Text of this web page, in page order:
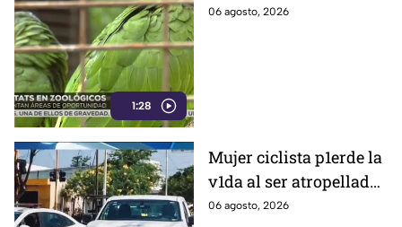
1:28
Hábitats de los
06 agosto, 2026
Mujer ciclista p1erde la
v1da al ser atropellada
por un vehículo oficial
06 agosto, 2026